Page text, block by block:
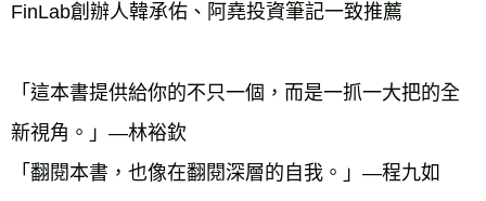
FinLab創辦人韓承佑、阿堯投資筆記一致推薦
「這本書提供給你的不只一個，而是一抓一大把的全
新視角。」—林裕欽
「翻閱本書，也像在翻閱深層的自我。」—程九如